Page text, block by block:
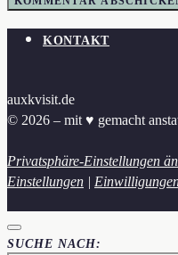
KONTAKT
auxkvisit.de
© 2026 – mit ♥︎ gemacht
Privatsphäre-Einstellungen
Einstellungen |
SUCHE NACH: